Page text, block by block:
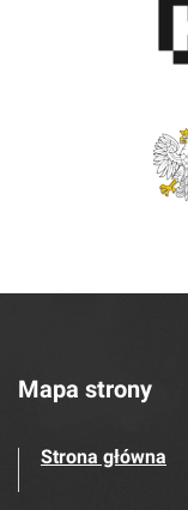
Mapa strony
Strona główna